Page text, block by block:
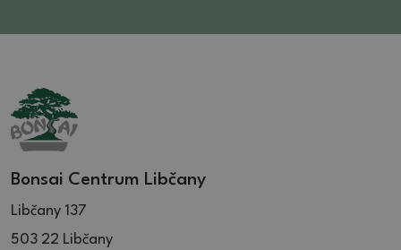
Bonsai Centrum Libčany
Libčany 137
503 22 Libčany